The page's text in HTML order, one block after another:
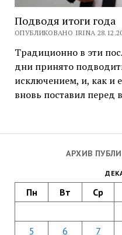
АРХИВ
Пн Вт Ср
5
6 7
Подводя итоги года
ОПУБЛИКОВАНО IRINA
Традиционно в эти
дни принято
исключением, и, как и
вновь поставил